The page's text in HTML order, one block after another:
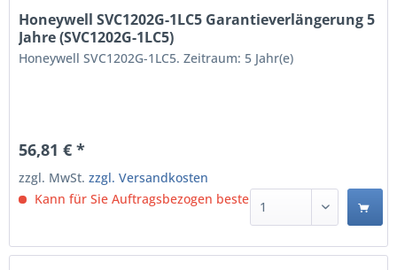
Honeywell SVC1202G-1LC5 Garantieverlängerung 5
Jahre (SVC1202G-1LC5)
Honeywell SVC1202G-1LC5. Zeitraum: 5 Jahr(e)
56,81 € *
zzgl. MwSt.zzgl. Versandkosten
Kann für Sie Auftragsbezogen bestellt werden.